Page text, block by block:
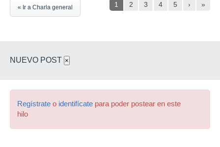
1 2 3 4 5 › »
« Ir a Charla general
NUEVO POST ×
Regístrate o identifícate para poder postear en este
hilo